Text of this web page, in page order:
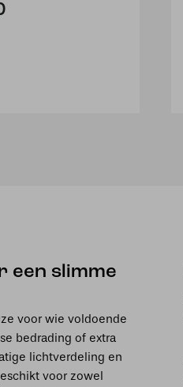
een slimme
voor wie voldoende
bedrading of extra
lichtverdeling en
voor zowel